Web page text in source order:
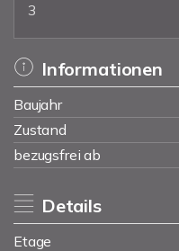
3
Informationen
Baujahr
Zustand
bezugsfrei ab
Details
Etage